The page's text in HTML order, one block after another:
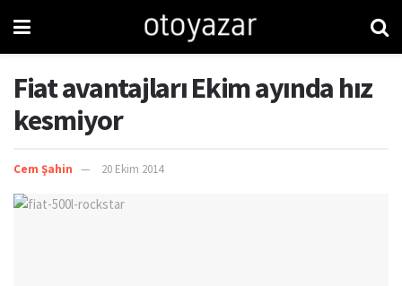
Fiat avantajları Ekim ayında hız
kesmiyor
Cem Şahin 20 Ekim 2014